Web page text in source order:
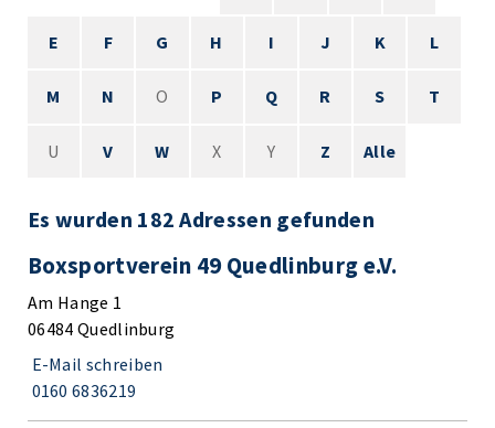
E F G H I J K L
M N O P Q R S T
U V W X Y Z Alle
Es wurden 182 Adressen gefunden
Boxsportverein 49 Quedlinburg e.V.
Am Hange 1
06484 Quedlinburg
E-Mail schreiben
0160 6836219